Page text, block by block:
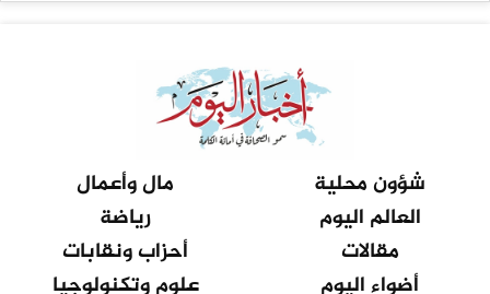
شؤون محلية
مال وأعمال
العالم اليوم
رياضة
مقالات
أحزاب ونقابات
أضواء اليوم
علوم وتكنولوجيا